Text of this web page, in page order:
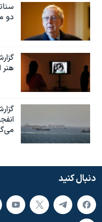
دو
هنر
دنبال کنید